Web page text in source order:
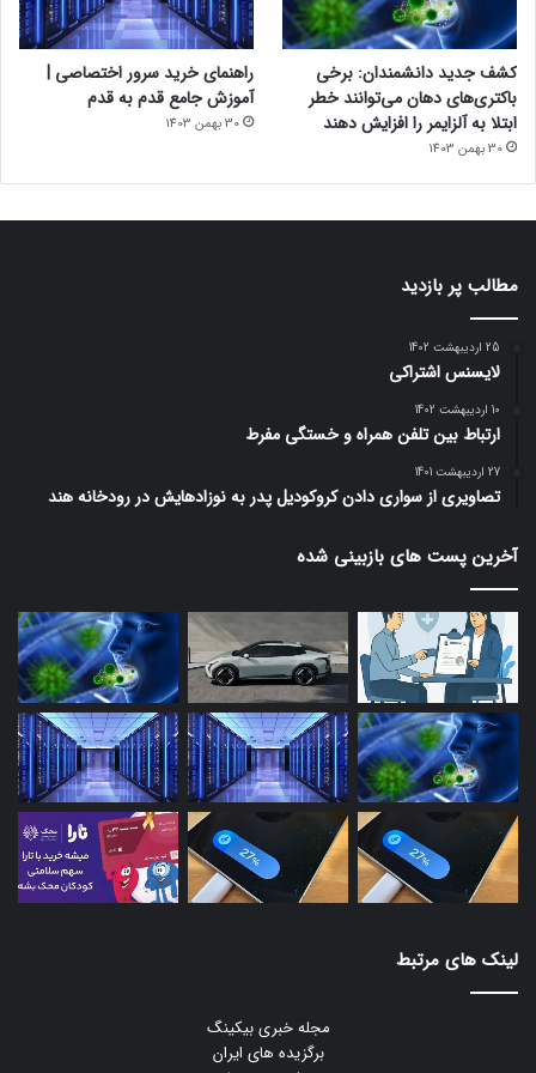
حرفه‌ای داجکس را دارید، به سایت این مجموعه به آدرس dogex.ae
سر بزنید. تیم حرفه‌ای داجکس از صفر تا صد فعالیت در بازارهای مالی
داخلی و خارجی را به شما آموزش خواهند داد.
مجله خبری lastech
کشف جدید دانشمندان: برخی
باکتری‌های دهان می‌توانند خطر
ابتلا به آلزایمر را افزایش دهند
30 بهمن 1403
راهنمای خرید سرور اختصاصی |
آموزش جامع قدم به قدم
30 بهمن 1403
مطالب پر بازدید
25 اردیبهشت 1402
لایسنس اشتراکی
10 اردیبهشت 1402
ارتباط بین تلفن همراه و خستگی مفرط
27 اردیبهشت 1401
تصاویری از سواری دادن کروکودیل پدر به نوزادهایش در رودخانه هند
آخرین پست های بازبینی شده
لینک های مرتبط
مجله خبری بیکینگ
برگزیده های ایران